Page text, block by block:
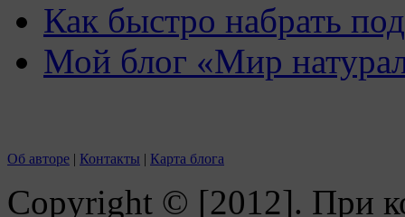
Как быстро набрать
Мой блог «Мир
Об авторе | Контакты | Карта блога
Copyright © [2012]. При